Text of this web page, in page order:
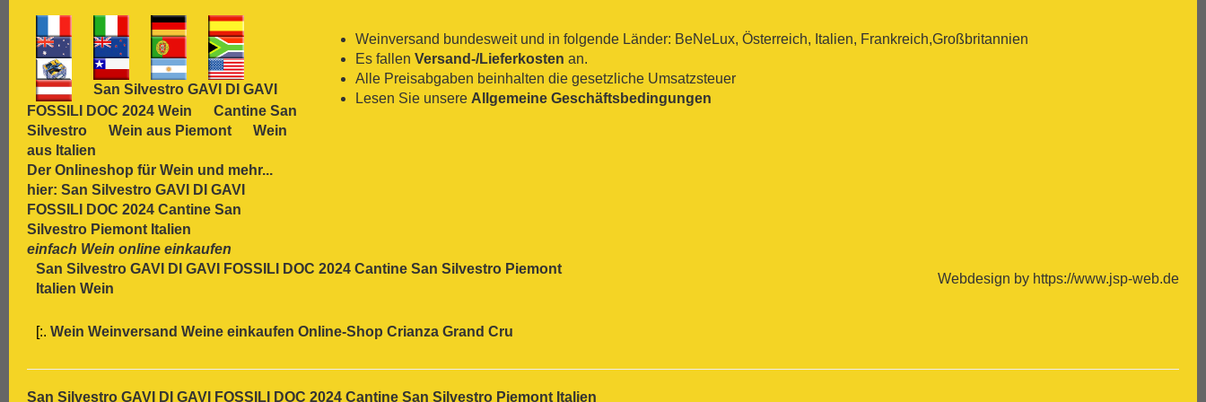
[:. Carmenère
[:. Chardonnay
[:. Chasselas
[:. Chenin Blanc
[:. Chiavennasca
[:. Cinsault
[:. Cinsaut
[:. Cortese
[:. Dolcetto
[:. Dornfelder
[:. Gamay
[:. Garganega
[:. Garnacha
[:. Gavi
[:. Gewürztraminer
[:. grauer Burgunder
[:. Grüner Veltliner
[:. Gutedel
San Silvestro GAVI DI GAVI
FOSSILI DOC 2024 Wein
Cantine San
Silvestro
Wein aus Piemont
Wein
aus Italien
Der Onlineshop für Wein und mehr...
hier: San Silvestro GAVI DI GAVI
FOSSILI DOC 2024 Cantine San
Silvestro Piemont Italien
einfach Wein online einkaufen
Weinversand bundesweit und in folgende Länder: BeNeLux, Österreich, Italien, Frankreich,Großbritannien
Es fallen Versand-/Lieferkosten an.
Alle Preisabgaben beinhalten die gesetzliche Umsatzsteuer
Lesen Sie unsere Allgemeine Geschäftsbedingungen
San Silvestro GAVI DI GAVI FOSSILI DOC 2024 Cantine San Silvestro Piemont
Italien Wein
Webdesign by https://www.jsp-web.de
[:. Wein Weinversand Weine einkaufen Online-Shop Crianza Grand Cru
San Silvestro GAVI DI GAVI FOSSILI DOC 2024 Cantine San Silvestro Piemont Italien